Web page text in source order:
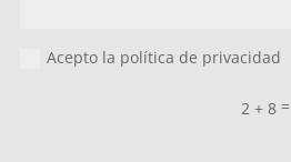
Acepto la política de privacidad
2 + 8 =